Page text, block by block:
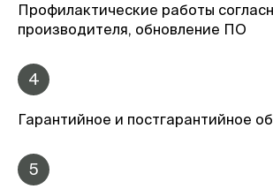
Профилактические работы
производителя, обновление ПО
4
Гарантийное и постгарантийное
5